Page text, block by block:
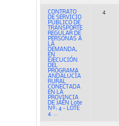
CONTRATO
DE SERVICIO
PÚBLICO DE
TRANSPORTE
REGULAR DE
PERSONAS A
LA
DEMANDA,
EN
EJECUCIÓN
DEL
PROGRAMA
ANDALUCÍA
RURAL
CONECTADA
EN LA
PROVINCIA
DE JAÉN Lote
Nº: 4 - LOTE
4. ...
4